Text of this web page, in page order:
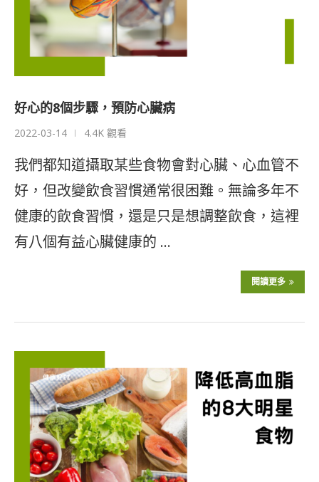
好心的8個步驟，預防心臟病
2022-03-14 4.4K 觀看
我們都知道攝取某些食物會對心臟、心血管不
好，但改變飲食習慣通常很困難。無論多年不
健康的飲食習慣，還是只是想調整飲食，這裡
有八個有益心臟健康的 …
閱讀更多